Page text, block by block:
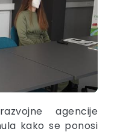
agencije
kako se ponosi